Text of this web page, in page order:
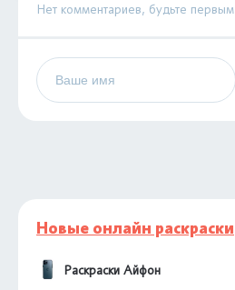
Нет комментариев, будьте первым
Новые онлайн раскраски
Раскраски Айфон